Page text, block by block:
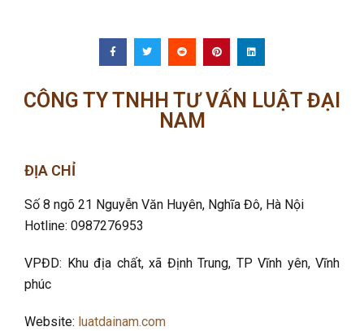
CÔNG TY TNHH TƯ VẤN LUẬT ĐẠI
NAM
ĐỊA CHỈ
Số 8 ngõ 21 Nguyễn Văn Huyên, Nghĩa Đô, Hà Nội
Hotline: 0987276953
VPĐD: Khu địa chất, xã Định Trung, TP Vĩnh yên, Vĩnh
phúc
Website: luatdainam.com